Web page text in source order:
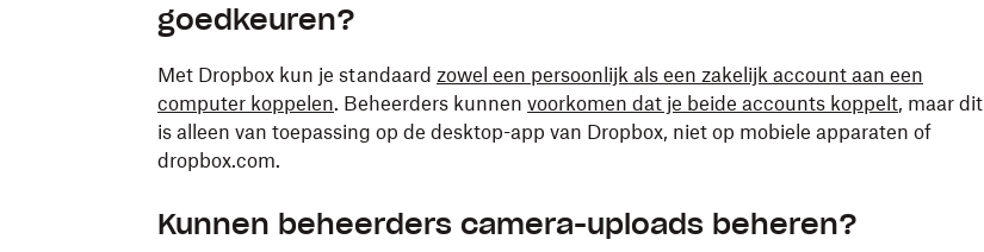
goedkeuren?
Met Dropbox kun je standaard zowel een persoonlijk als een zakelijk account aan een
computer koppelen. Beheerders kunnen voorkomen dat je beide accounts koppelt, maar dit
is alleen van toepassing op de desktop-app van Dropbox, niet op mobiele apparaten of
dropbox.com.
Kunnen beheerders camera-uploads beheren?